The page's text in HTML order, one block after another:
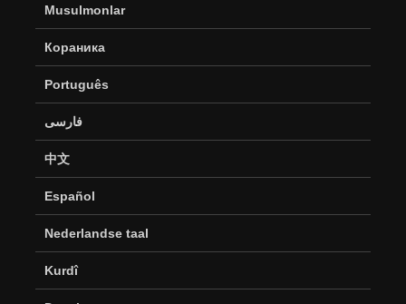
Musulmonlar
Кораника
Português
فارسی
中文
Español
Nederlandse taal
Kurdî